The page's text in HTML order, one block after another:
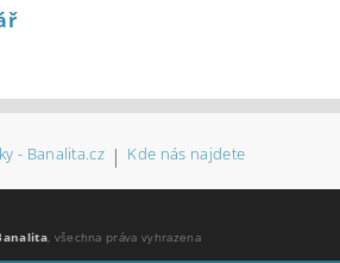
- Banalita.cz | Kde nás najdete
, všechna práva vyhrazena